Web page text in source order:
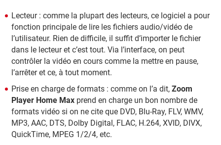
Lecteur : comme la plupart des lecteurs, ce logiciel a pour
fonction principale de lire les fichiers audio/vidéo de
l’utilisateur. Rien de difficile, il suffit d’importer le fichier
dans le lecteur et c’est tout. Via l’interface, on peut
contrôler la vidéo en cours comme la mettre en pause,
l’arrêter et ce, à tout moment.
Prise en charge de formats : comme on l’a dit, Zoom
Player Home Max prend en charge un bon nombre de
formats vidéo si on ne cite que DVD, Blu-Ray, FLV, WMV,
MP3, AAC, DTS, Dolby Digital, FLAC, H.264, XVID, DIVX,
QuickTime, MPEG 1/2/4, etc.